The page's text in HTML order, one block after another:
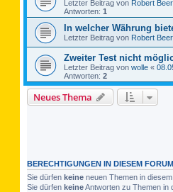
Letzter Beitrag von Robert Beer
Antworten: 1
In welcher Währung
Letzter Beitrag von Robert Beer
Zweiter Test nicht
Letzter Beitrag von wolle «
Antworten: 2
Neues Thema
BERECHTIGUNGEN IN DIESEM FORUM
Sie dürfen keine neuen Themen in
Sie dürfen keineAntworten zu Themen in